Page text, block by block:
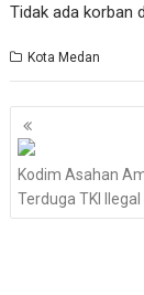
Tidak ada korban
Kota Medan
Navigasi
pos
Kodim Asahan
Terduga TKI Ilegal